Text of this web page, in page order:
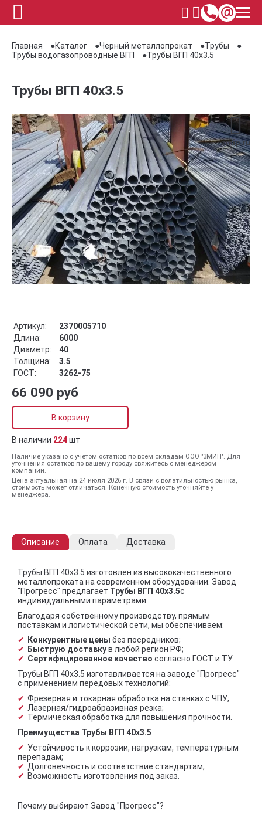
Главная Каталог Черный металлопрокат
Трубы
Трубы водогазопроводные ВГП
Трубы ВГП 40х3.5
Трубы ВГП 40х3.5
zmip.ru
Артикул:
2370005710
Длина:
6000
Диаметр:
40
Толщина:
3.5
ГОСТ:
3262-75
66 090 руб
В корзину
В наличии 224шт
Наличие указано с учетом остатков по всем складам ООО "ЗМИП". Для
уточнения остатков по вашему городу свяжитесь с менеджером
компании.
Цена актуальная на 24 июля 2026 г. В связи с волатильностью рынка,
стоимость может отличаться. Конечную стоимость уточняйте у
менеджера.
Описание Оплата Доставка
Трубы ВГП 40х3.5 изготовлен из высококачественного
металлопроката на современном оборудовании. Завод
"Прогресс" предлагает Трубы ВГП 40х3.5с
индивидуальными параметрами.
Благодаря собственному производству, прямым
поставкам и логистической сети, мы обеспечиваем:
Конкурентные цены без посредников;
Быструю доставкув любой регион РФ;
Сертифицированное качество согласно ГОСТ и ТУ.
Трубы ВГП 40х3.5 изготавливается на заводе "Прогресс"
с применением передовых технологий:
Фрезерная и токарная обработка на станках с ЧПУ;
Лазерная/гидроабразивная резка;
Термическая обработка для повышения прочности.
Преимущества Трубы ВГП 40х3.5
Устойчивость к коррозии, нагрузкам, температурным
перепадам;
Долговечность и соответствие стандартам;
Возможность изготовления под заказ.
Почему выбирают Завод "Прогресс"?